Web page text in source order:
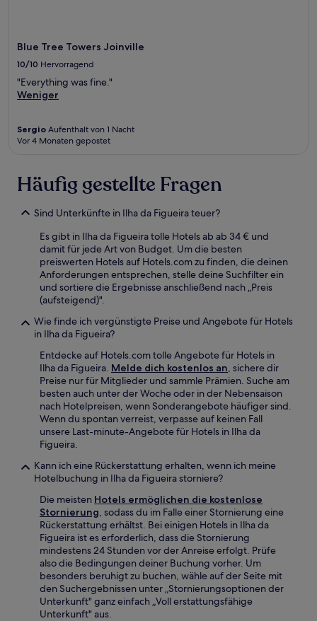
Blue Tree Towers Joinville
10/10 Hervorragend
"Everything was fine."
Weniger
Sergio Aufenthalt von 1 Nacht
Vor 4 Monaten gepostet
Häufig gestellte Fragen
Sind Unterkünfte in Ilha da Figueira teuer?
Es gibt in Ilha da Figueira tolle Hotels ab ab 34 € und
damit für jede Art von Budget. Um die besten
preiswerten Hotels auf Hotels.com zu finden, die deinen
Anforderungen entsprechen, stelle deine Suchfilter ein
und sortiere die Ergebnisse anschließend nach „Preis
(aufsteigend)".
Wie finde ich vergünstigte Preise und Angebote für Hotels
in Ilha da Figueira?
Entdecke auf Hotels.com tolle Angebote für Hotels in
Ilha da Figueira. Melde dich kostenlos an, sichere dir
Preise nur für Mitglieder und sammle Prämien. Suche am
besten auch unter der Woche oder in der Nebensaison
nach Hotelpreisen, wenn Sonderangebote häufiger sind.
Wenn du spontan verreist, verpasse auf keinen Fall
unsere Last-minute-Angebote für Hotels in Ilha da
Figueira.
Kann ich eine Rückerstattung erhalten, wenn ich meine
Hotelbuchung in Ilha da Figueira storniere?
Die meisten Hotels ermöglichen die kostenlose
Stornierung, sodass du im Falle einer Stornierung eine
Rückerstattung erhältst. Bei einigen Hotels in Ilha da
Figueira ist es erforderlich, dass die Stornierung
mindestens 24 Stunden vor der Anreise erfolgt. Prüfe
also die Bedingungen deiner Buchung vorher. Um
besonders beruhigt zu buchen, wähle auf der Seite mit
den Suchergebnissen unter „Stornierungsoptionen der
Unterkunft" ganz einfach „Voll erstattungsfähige
Unterkunft" aus.